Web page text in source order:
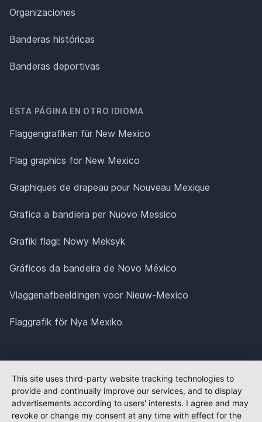
Organizaciones
Banderas históricas
Banderas deportivas
ESTA PÁGINA EN OTRO IDIOMA
Flaggengrafiken für New Mexico
Flag graphics for New Mexico
Graphiques de drapeau pour Nouveau Mexique
Grafica a bandiera per Nuovo Messico
Grafiki flagi: Nowy Meksyk
Gráficos da bandeira de Novo México
Vlaggenafbeeldingen voor Nieuw-Mexico
Flaggrafik för Nya Mexiko
This site uses third-party website tracking technologies to
provide and continually improve our services, and to display
advertisements according to users' interests. I agree and may
revoke or change my consent at any time with effect for the